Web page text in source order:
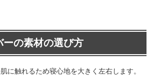
ーの素材の選び方
に触れるため寝心地を大きく左右します。